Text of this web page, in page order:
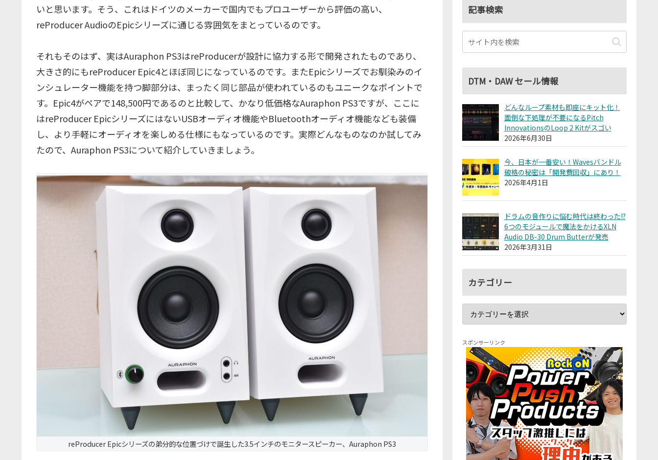
いと思います。そう、これはドイツのメーカーで国内でもプロユーザーから評価の高い、
reProducer AudioのEpicシリーズに通じる雰囲気をまとっているのです。
それもそのはず、実はAuraphon PS3はreProducerが設計に協力する形で開発されたものであり、
大きさ的にもreProducer Epic4とほぼ同じになっているのです。またEpicシリーズでお馴染みのイ
ンシュレーター機能を持つ脚部分は、まったく同じ部品が使われているのもユニークなポイントで
す。Epic4がペアで148,500円であるのと比較して、かなり低価格なAuraphon PS3ですが、ここに
はreProducer EpicシリーズにはないUSBオーディオ機能やBluetoothオーディオ機能なども装備
し、より手軽にオーディオを楽しめる仕様にもなっているのです。実際どんなものなのか試してみ
たので、Auraphon PS3について紹介していきましょう。
reProducer Epicシリーズの弟分的な位置づけで誕生した3.5インチのモニタースピーカー、Auraphon PS3
記事検索
DTM・DAW セール情報
どんなループ素材も即座にキット化！
面倒な下処理が不要になるPitch
InnovationsのLoop 2 Kitがスゴい
2026年6月30日
今、日本が一番安い！Wavesバンドル
破格の秘密は「開発費回収」にあり！
2026年4月1日
ドラムの音作りに悩む時代は終わった!?
6つのモジュールで魔法をかけるXLN
Audio DB-30 Drum Butterが発売
2026年3月31日
カテゴリー
スポンサーリンク